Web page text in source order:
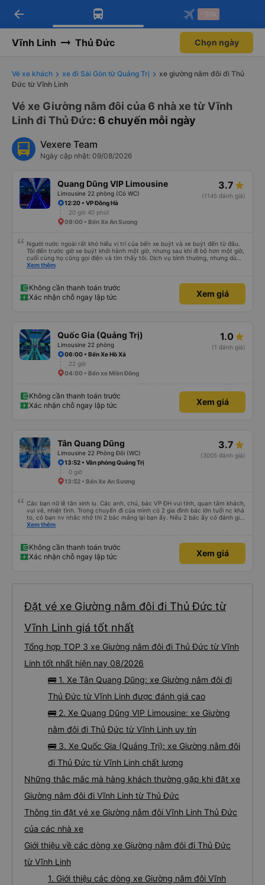
Tải app Vexere ngay!
Nhận ưu đãi thành viên độc
Mở app
Tải app Vexere
-30k/ghế khi đặt vé máy bay qua
Mở app
arrow_back -30k
Vĩnh Linh Thủ Đức Chọn ngày
Vé xe khách xe đi Sài Gòn từ Quảng Trị
xe giường nằm đôi đi Thủ
Đức từ Vĩnh Linh
Vé xe Giường nằm đôi của 6 nhà xe từ Vĩnh
Linh đi Thủ Đức: 6 chuyến mỗi ngày
Vexere Team
Ngày cập nhật: 09/08/2026
Quang Dũng VIP Limousine
Limousine 22 phòng (Có WC)
3.7
(1145 đánh giá)
12:20 • VP Đông Hà
20 giờ 40 phút
09:00 • Bến Xe An Sương
Người nước ngoài rất khó hiểu vị trí của bến xe buýt và xe buýt đến từ đâu.
Tôi đến trước giờ xe buýt khởi hành một giờ, nhưng sau khi đi bộ hơn một giờ,
cuối cùng họ cũng gọi điện và tìm thấy tôi. Dịch vụ bình thường, nhưng dù
sao thì tôi ngủ ngon hơn ở khách sạn vì tôi rất thoải mái. Sẽ tuyệt hơn nếu
Xem thêm
Không cần thanh toán trước
Xác nhận chỗ ngay lập tức
Xem giá
Quốc Gia (Quảng Trị)
Limousine 22 phòng
1.0
(1 đánh giá)
06:00 • Bến Xe Hồ Xá
22 giờ
04:00 • Bến xe Miền Đông
Không cần thanh toán trước
Xác nhận chỗ ngay lập tức
Xem giá
Tân Quang Dũng
Limousine 22 Phòng Đôi (WC)
3.7
(3005 đánh giá)
13:52 • Văn phòng Quảng Trị
0 giờ
13:52 • Bến Xe An Sương
Các bạn nữ lễ tân xinh iu. Các anh, chú, bác VP ĐH vui tính, quan tâm khách,
vui vẻ, nhiệt tình. Trong chuyến đi của mình có 2 gia đình bác lớn tuổi nc khá
to, có bạn nv nhắc nhở thì 2 bác mắng lại bạn ấy. Nếu 2 bác ấy có đánh giá
xấu thì mình ngược lại nha. Bạn ấy nhắc nhở rất đúng. 2 bác nói rất to. To
bạn ấy nha. Nếu bạn ấy bị trừ thì bảo bạn ấy liên hệ sđt của mình, mình hỗ
trợ ạ. Số mình đuôi 666, chuyến ĐH-NT ngày 16/1. À các bạn nữ lễ tân xinh
iu còn đổi cho mình phòng đơn sang đôi xong còn note là (một mình) yêu
Xem thêm
Không cần thanh toán trước
Xác nhận chỗ ngay lập tức
Xem giá
Đặt vé xe Giường nằm đôi đi Thủ Đức từ
Vĩnh Linh giá tốt nhất
Tổng hợp TOP 3 xe Giường nằm đôi đi Thủ Đức từ Vĩnh
Linh tốt nhất hiện nay 08/2026
🚌 1. Xe Tân Quang Dũng: xe Giường nằm đôi đi
Thủ Đức từ Vĩnh Linh được đánh giá cao
🚌 2. Xe Quang Dũng VIP Limousine: xe Giường
nằm đôi đi Thủ Đức từ Vĩnh Linh uy tín
🚌 3. Xe Quốc Gia (Quảng Trị): xe Giường nằm đôi
đi Thủ Đức từ Vĩnh Linh chất lượng
Những thắc mắc mà hàng khách thường gặp khi đặt xe
Giường nằm đôi đi Vĩnh Linh từ Thủ Đức
Thông tin đặt vé xe Giường nằm đôi Vĩnh Linh Thủ Đức
của các nhà xe
Giới thiệu về các dòng xe Giường nằm đôi đi Thủ Đức
từ Vĩnh Linh
1. Giới thiệu các dòng xe Giường nằm đôi Vĩnh